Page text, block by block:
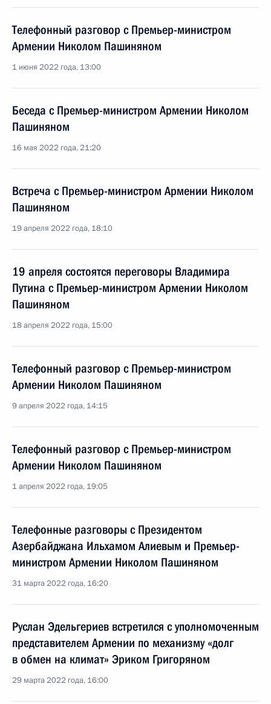
Телефонный разговор с Премьер-министром
Армении Николом Пашиняном
1 июня 2022 года, 13:00
Беседа с Премьер-министром Армении Николом
Пашиняном
16 мая 2022 года, 21:20
Встреча с Премьер-министром Армении Николом
Пашиняном
19 апреля 2022 года, 18:10
19 апреля состоятся переговоры Владимира
Путина с Премьер-министром Армении Николом
Пашиняном
18 апреля 2022 года, 15:00
Телефонный разговор с Премьер-министром
Армении Николом Пашиняном
9 апреля 2022 года, 14:15
Телефонный разговор с Премьер-министром
Армении Николом Пашиняном
1 апреля 2022 года, 19:05
Телефонные разговоры с Президентом
Азербайджана Ильхамом Алиевым и Премьер-
министром Армении Николом Пашиняном
31 марта 2022 года, 16:20
Руслан Эдельгериев встретился с уполномоченным
представителем Армении по механизму «долг
в обмен на климат» Эриком Григоряном
29 марта 2022 года, 16:00